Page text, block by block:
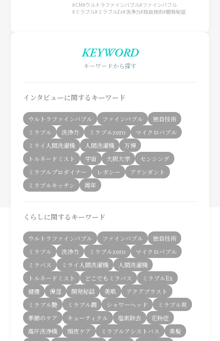
CM ウルトラファインバブル ファインバブル
ミラブル ミラブルEx 洗浄力 独自技術 開発秘話
KEYWORD
キーワードから探す
インタビューに関するキーワード
ウルトラファインバブル ファインバブル
独自技術
ミラブル
洗浄力 ミラブルzero
マイクロバブル
ミライ人間洗濯機
人間洗濯機
万博
トルネードミスト
宇宙 大阪大学
センシング
ミラブルプロダイナー
レガシー
アテンダント
ミラブルキッチン
周年
くらしに関するキーワード
ウルトラファインバブル ファインバブル
独自技術
ミラブル
洗浄力 ミラブルzero
マイクロバブル
ミラバス
ミライ人間洗濯機
人間洗濯機
トルネードミスト
どこでもミラバス
ミラブルEx
健康
保湿 開発秘話 美肌
アクアブラスト
ミラブル艶
ミラブル潤 シャワーヘッド
ミラブル爽
季節のケア
キューティクル 塩素除去
花粉症
高圧洗浄機
頭皮ケア ミラブルアシストバス
美髪